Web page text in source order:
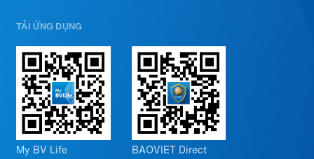
TẢI ỨNG DỤNG
My BV Life BAOVIET Direct